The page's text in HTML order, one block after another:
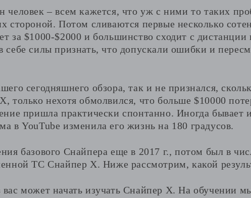
человек – всем кажется, что уж с ними то таких
стороной. Потом сливаются первые несколько
за $1000-$2000 и большинство сходит с дистанции
себе силы признать, что допускали ошибки и
сегодняшнего обзора, так и не признался,
только нехотя обмолвился, что больше $10000
пришла практически спонтанно. Иногда бывает
в YouTube изменила его жизнь на 180 градусов.
базового Снайпера еще в 2017 г., потом был в
ТС Снайпер Х. Ниже рассмотрим, какой
может начать изучать Снайпер Х. На обучении